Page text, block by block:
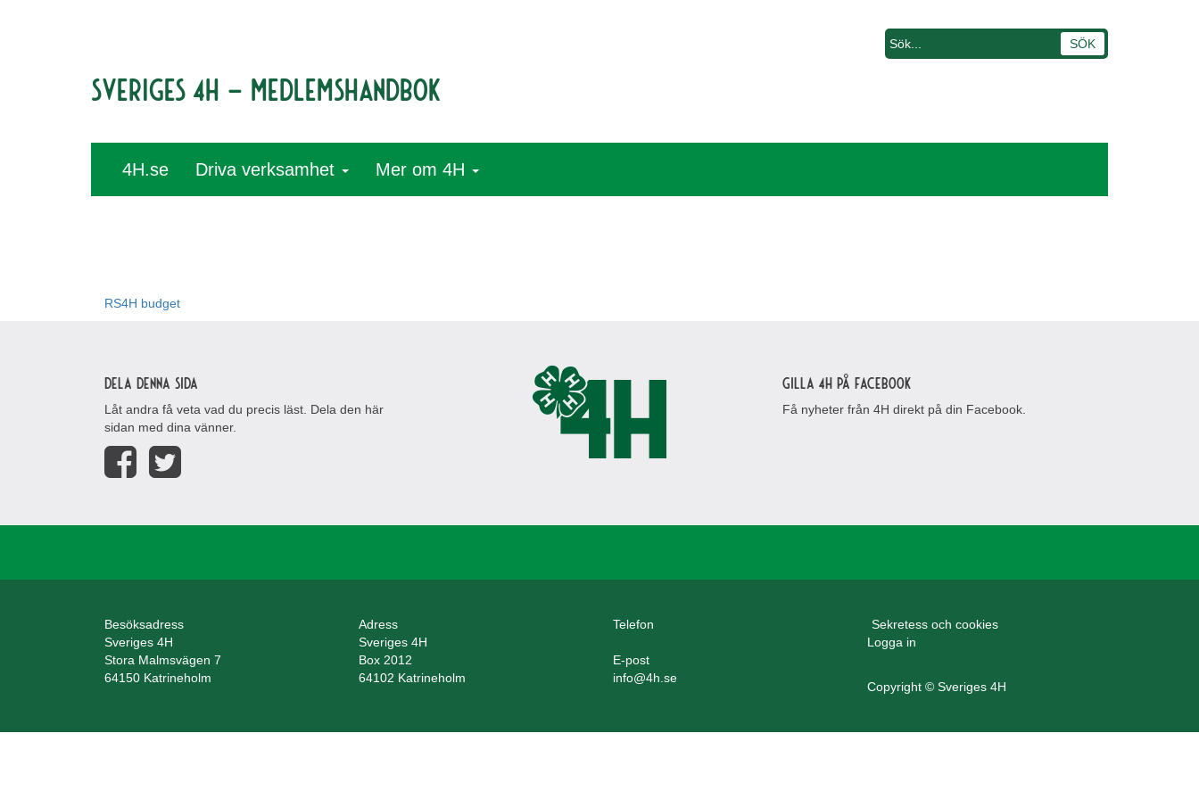
Sveriges 4H – medlemshandbok
4H.se Driva verksamhet Mer om 4H
RS4H budget
Dela denna sida
Låt andra få veta vad du precis läst. Dela den här
sidan med dina vänner.
Gilla 4H på Facebook
Få nyheter från 4H direkt på din Facebook.
Besöksadress
Sveriges 4H
Stora Malmsvägen 7
64150 Katrineholm
Adress
Sveriges 4H
Box 2012
64102 Katrineholm
Telefon
E-post
info@4h.se
Sekretess och cookies
Logga in
Copyright © Sveriges 4H